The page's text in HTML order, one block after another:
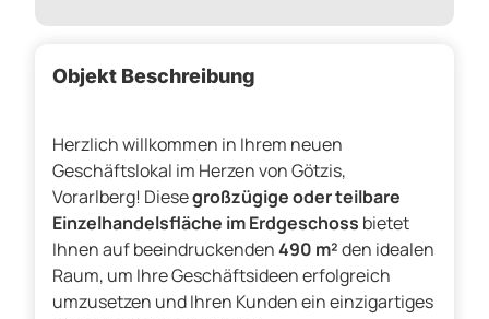
Objekt Beschreibung
Herzlich willkommen in Ihrem neuen
Geschäftslokal im Herzen von Götzis,
Vorarlberg! Diesegroßzügige oder teilbare
Einzelhandelsfläche im Erdgeschoss bietet
Ihnen auf beeindruckenden490 m²den idealen
Raum, um Ihre Geschäftsideen erfolgreich
umzusetzen und Ihren Kunden ein einzigartiges